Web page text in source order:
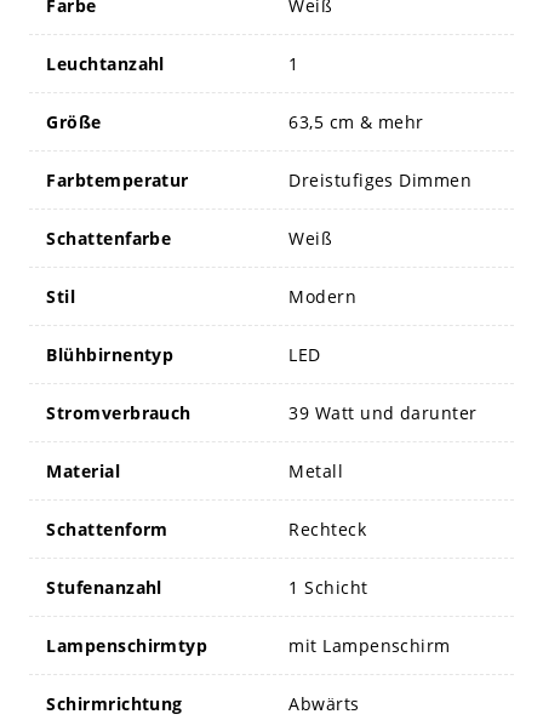
Farbe Weiß
Leuchtanzahl 1
Größe 63,5 cm & mehr
Farbtemperatur Dreistufiges Dimmen
Schattenfarbe Weiß
Stil Modern
Blühbirnentyp LED
Stromverbrauch 39 Watt und darunter
Material Metall
Schattenform Rechteck
Stufenanzahl 1 Schicht
Lampenschirmtyp mit Lampenschirm
Schirmrichtung Abwärts